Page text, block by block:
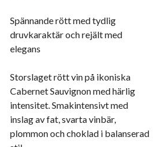
Spännande rött med tydlig
druvkaraktär och rejält med
elegans
Storslaget rött vin på ikoniska
Cabernet Sauvignon med härlig
intensitet. Smakintensivt med
inslag av fat, svarta vinbär,
plommon och choklad i balanserad